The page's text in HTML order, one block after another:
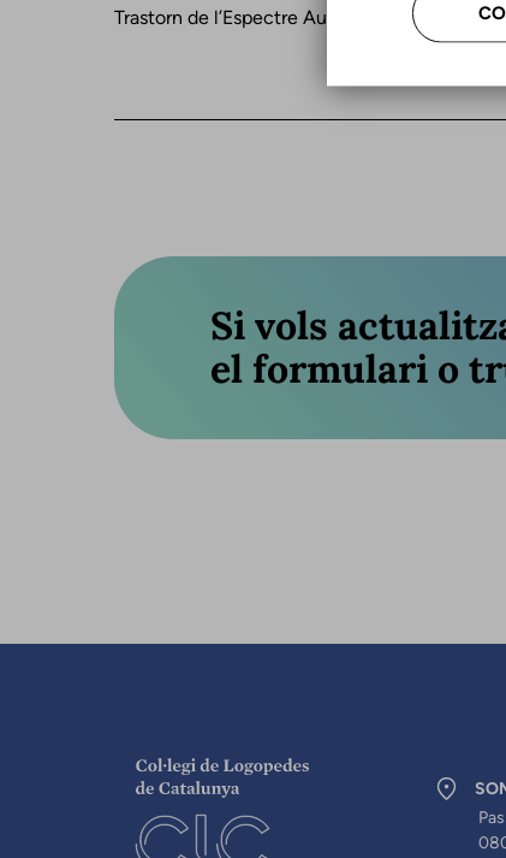
Trastorn de l’Espectre Autista
Si vols
el formulari o